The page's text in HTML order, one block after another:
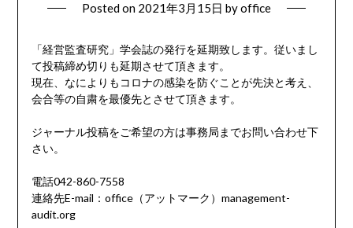
Posted on 2021年3月15日 byoffice
「経営監査研究」学会誌の発行を延期致します。従いまし
て投稿締め切りも延期させて頂きます。
現在、なによりもコロナの感染を防ぐことが先決と考え、
会合等の自粛を最優先とさせて頂きます。
ジャーナル投稿をご希望の方は事務局までお問い合わせ下
さい。
電話042-860-7558
連絡先E-mail：office（アットマーク）management-
audit.org